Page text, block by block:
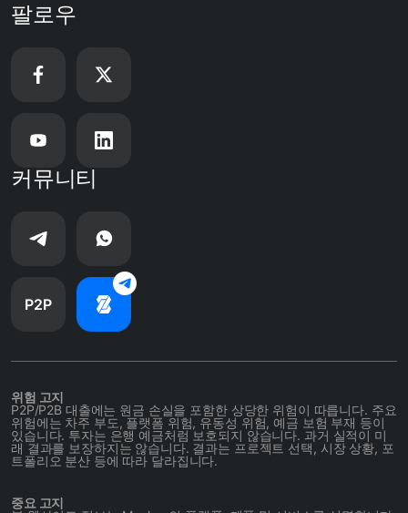
팔로우
커뮤니티
P2P
위험 고지
P2P/P2B 대출에는 원금 손실을 포함한 상당한 위험이 따릅니다. 주요
위험에는 차주 부도, 플랫폼 위험, 유동성 위험, 예금 보험 부재 등이
있습니다. 투자는 은행 예금처럼 보호되지 않습니다. 과거 실적이 미
래 결과를 보장하지는 않습니다. 결과는 프로젝트 선택, 시장 상황, 포
트폴리오 분산 등에 따라 달라집니다.
중요 고지